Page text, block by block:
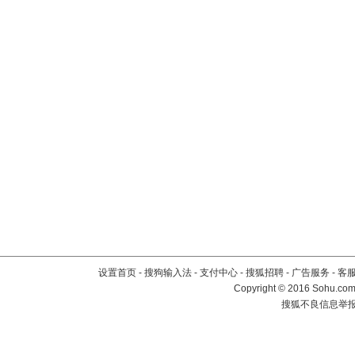
设置首页 - 搜狗输入法 - 支付中心 - 搜狐招聘 - 广告服务 - 客
Copyright©2016
搜狐不良信息举